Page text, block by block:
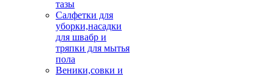
тазы
Салфетки для
уборки,насадки
для швабр и
тряпки для мытья
пола
Веники,совки и